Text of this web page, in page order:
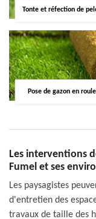
Tonte et réfection de
Pose de gazon en
Les interventions
Fumel et ses
Les paysagistes
d'entretien des
travaux de taille des